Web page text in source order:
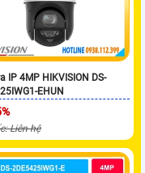
IP 4MP HIKVISION DS-
EHUN
Liên hệ